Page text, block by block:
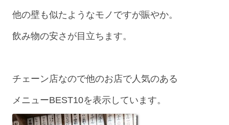
他の壁も似たようなモノですが賑やか。
飲み物の安さが目立ちます。
チェーン店なので他のお店で人気のある
メニューBEST10を表示しています。